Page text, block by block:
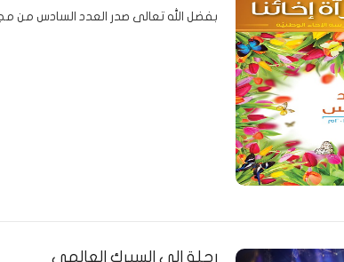
بفضل الله تعالى صدر العدد السادس من مجلة
رحلة الى السيرك العالمي